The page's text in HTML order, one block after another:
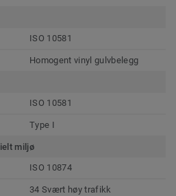
ISO 10581
Homogent vinyl gulvbelegg
ISO 10581
Type I
miljø
ISO 10874
34 Svært høy trafikk